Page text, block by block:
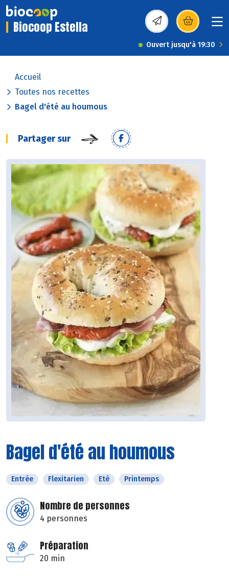
Biocoop Estella (s’ouvre dans une
Ouvert jusqu'à 19:30
Accueil
Toutes nos recettes
Bagel d'été au houmous
Partager sur
Bagel d'été au houmous
Entrée Flexitarien Eté Printemps
Nombre de personnes
4 personnes
Préparation
20 min